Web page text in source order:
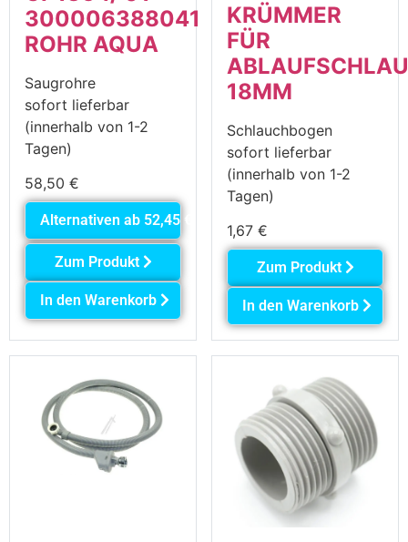
300006388041
ROHR AQUA
Saugrohre
sofort lieferbar
(innerhalb von 1-2
Tagen)
58,50 €
Alternativen ab 52,45
Zum Produkt
In den Warenkorb
KRÜMMER
FÜR
18MM
Schlauchbogen
sofort lieferbar
(innerhalb von 1-2
Tagen)
1,67 €
Zum Produkt
In den Warenkorb